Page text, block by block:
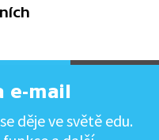
e-mail
děje ve světě edu.